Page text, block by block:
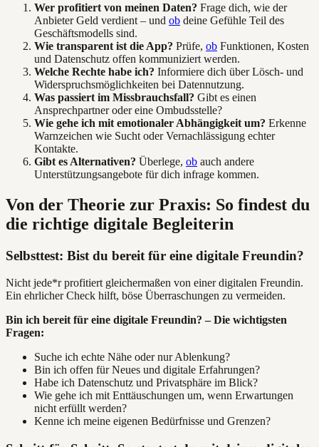
Wer profitiert von meinen Daten? Frage dich, wie der
Anbieter Geld verdient – und ob deine Gefühle Teil des
Geschäftsmodells sind.
Wie transparent ist die App? Prüfe, ob Funktionen, Kosten
und Datenschutz offen kommuniziert werden.
Welche Rechte habe ich? Informiere dich über Lösch- und
Widerspruchsmöglichkeiten bei Datennutzung.
Was passiert im Missbrauchsfall? Gibt es einen
Ansprechpartner oder eine Ombudsstelle?
Wie gehe ich mit emotionaler Abhängigkeit um? Erkenne
Warnzeichen wie Sucht oder Vernachlässigung echter
Kontakte.
Gibt es Alternativen? Überlege, ob auch andere
Unterstützungsangebote für dich infrage kommen.
Von der Theorie zur Praxis: So findest du
die richtige digitale Begleiterin
Selbsttest: Bist du bereit für eine digitale Freundin?
Nicht jede*r profitiert gleichermaßen von einer digitalen Freundin.
Ein ehrlicher Check hilft, böse Überraschungen zu vermeiden.
Bin ich bereit für eine digitale Freundin? – Die wichtigsten
Fragen:
Suche ich echte Nähe oder nur Ablenkung?
Bin ich offen für Neues und digitale Erfahrungen?
Habe ich Datenschutz und Privatsphäre im Blick?
Wie gehe ich mit Enttäuschungen um, wenn Erwartungen
nicht erfüllt werden?
Kenne ich meine eigenen Bedürfnisse und Grenzen?